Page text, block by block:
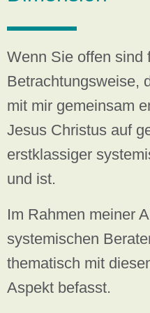
Wenn Sie offen sind
Betrachtungsweise,
mit mir gemeinsam
Jesus Christus auf
erstklassiger
und ist.
Im Rahmen meiner
systemischen
thematisch mit
Aspekt befasst.